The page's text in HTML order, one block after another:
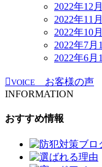
2022年12月
2022年11月
2022年10月
2022年7月 1
2022年6月 1
VOICE
お客様の声
INFORMATION
おすすめ情報